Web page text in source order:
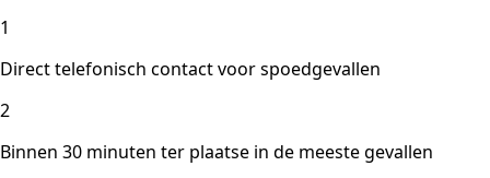
1
Direct telefonisch contact voor spoedgevallen
2
Binnen 30 minuten ter plaatse in de meeste gevallen